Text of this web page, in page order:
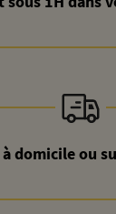
domicile ou